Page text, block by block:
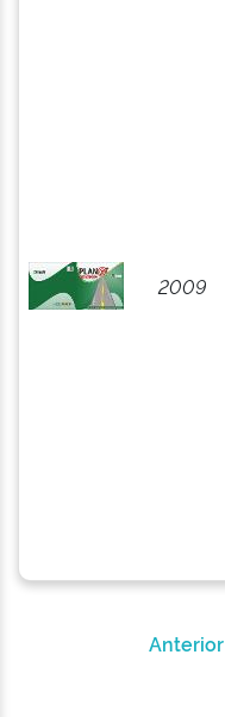
2009
Anterior